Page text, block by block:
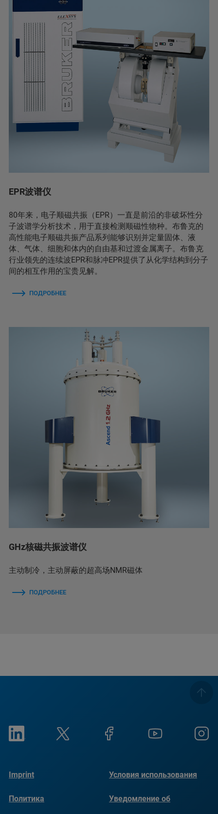
EPR波谱仪
80年来，电子顺磁共振（EPR）一直是前沿的非破坏性分
子波谱学分析技术，用于直接检测顺磁性物种。布鲁克的
高性能电子顺磁共振产品系列能够识别并定量固体、液
体、气体、细胞和体内的自由基和过渡金属离子。布鲁克
行业领先的连续波EPR和脉冲EPR提供了从化学结构到分子
间的相互作用的宝贵见解。
ПОДРОБНЕЕ
GHz核磁共振波谱仪
主动制冷，主动屏蔽的超高场NMR磁体
ПОДРОБНЕЕ
Imprint Условия использования
Политика
Уведомление об